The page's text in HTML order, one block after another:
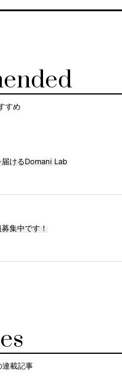
すめ
届けるDomani Lab
集中です！
載記事